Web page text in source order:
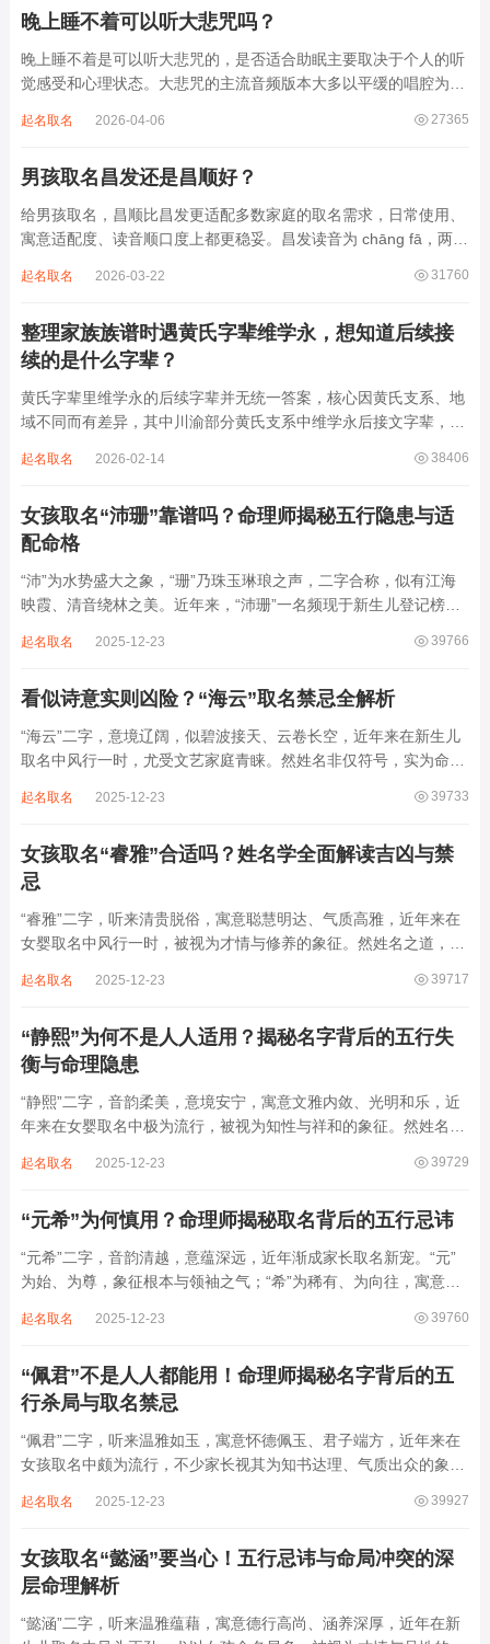
晚上睡不着可以听大悲咒吗？
晚上睡不着是可以听大悲咒的，是否适合助眠主要取决于个人的听
觉感受和心理状态。大悲咒的主流音频版本大多以平缓的唱腔为
急促的鼓点，这类音频本身具备静心的基础特质。睡前思绪繁杂、
27365
起名取名 2026-04-06
男孩取名昌发还是昌顺好？
给男孩取名，昌顺比昌发更适配多数家庭的取名需求，日常使用、
寓意适配度、读音顺口度上都更稳妥。昌发读音为 chāng fā，两个
离叫名字时辨识度不高。昌字本义为兴盛、繁茂，发字核心指向发
31760
起名取名 2026-03-22
整理家族族谱时遇黄氏字辈维学永，想知道后续接
续的是什么字辈？
黄氏字辈里维学永的后续字辈并无统一答案，核心因黄氏支系、地
域不同而有差异，其中川渝部分黄氏支系中维学永后接文字辈，完
某支系的续修字辈，在安岳、岳池一带的黄氏族谱里能明确查到，
38406
起名取名 2026-02-14
女孩取名“沛珊”靠谱吗？命理师揭秘五行隐患与适
配命格
“沛”为水势盛大之象，“珊”乃珠玉琳琅之声，二字合称，似有江海
映霞、清音绕林之美。近年来，“沛珊”一名频现于新生儿登记榜
雅符号，实为命理五行流转之枢纽。一字之选，关乎气场平衡。沛
39766
起名取名 2025-12-23
看似诗意实则凶险？“海云”取名禁忌全解析
“海云”二字，意境辽阔，似碧波接天、云卷长空，近年来在新生儿
取名中风行一时，尤受文艺家庭青睐。然姓名非仅符号，实为命局
滔天，木浮无根，阴气过重，易致意志不坚、事业漂泊、健康受
39733
起名取名 2025-12-23
女孩取名“睿雅”合适吗？姓名学全面解读吉凶与禁
忌
“睿雅”二字，听来清贵脱俗，寓意聪慧明达、气质高雅，近年来在
女婴取名中风行一时，被视为才情与修养的象征。然姓名之道，贵
增心力。细察“睿雅”之局，实藏金水成势、火土受制之患，若不顾
39717
起名取名 2025-12-23
“静熙”为何不是人人适用？揭秘名字背后的五行失
衡与命理隐患
“静熙”二字，音韵柔美，意境安宁，寓意文雅内敛、光明和乐，近
年来在女婴取名中极为流行，被视为知性与祥和的象征。然姓名命
象，实藏金水偏寒、火气受制之弊，若不顾八字强弱，盲目套用，
39729
起名取名 2025-12-23
“元希”为何慎用？命理师揭秘取名背后的五行忌讳
“元希”二字，音韵清越，意蕴深远，近年渐成家长取名新宠。“元”
为始、为尊，象征根本与领袖之气；“希”为稀有、为向往，寓意卓
象。然姓名非止文雅，实为命理气场之枢纽。一字之选，关乎运途
39760
起名取名 2025-12-23
“佩君”不是人人都能用！命理师揭秘名字背后的五
行杀局与取名禁忌
“佩君”二字，听来温雅如玉，寓意怀德佩玉、君子端方，近年来在
女孩取名中颇为流行，不少家长视其为知书达理、气质出众的象
察“佩君”之象，实藏金气过旺、木土受制之局，若不顾命主五行强
39927
起名取名 2025-12-23
女孩取名“懿涵”要当心！五行忌讳与命局冲突的深
层命理解析
“懿涵”二字，听来温雅蕴藉，寓意德行高尚、涵养深厚，近年在新